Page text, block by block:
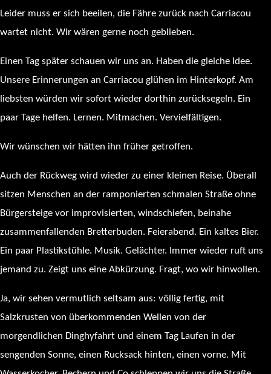
Leider muss er sich beeilen, die Fähre zurück nach Carriacou
wartet nicht. Wir wären gerne noch geblieben.
Einen Tag später schauen wir uns an. Haben die gleiche Idee.
Unsere Erinnerungen an Carriacou glühen im Hinterkopf. Am
liebsten würden wir sofort wieder dorthin zurücksegeln. Ein
paar Tage helfen. Lernen. Mitmachen. Vervielfältigen.
Wir wünschen wir hätten ihn früher getroffen.
Auch der Rückweg wird wieder zu einer kleinen Reise. Überall
sitzen Menschen an der ramponierten schmalen Straße ohne
Bürgersteige vor improvisierten, windschiefen, beinahe
zusammenfallenden Bretterbuden. Feierabend. Ein kaltes Bier.
Ein paar Plastikstühle. Musik. Gelächter. Immer wieder ruft uns
jemand zu. Zeigt uns eine Abkürzung. Fragt, wo wir hinwollen.
Ja, wir sehen vermutlich seltsam aus: völlig fertig, mit
Salzkrusten von überkommenden Wellen von der
morgendlichen Dinghyfahrt und einem Tag Laufen in der
sengenden Sonne, einen Rucksack hinten, einen vorne. Mit